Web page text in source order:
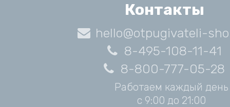
Контакты
hello@otpugivateli-
8-495-108-11-41
8-800-777-05-28
Работаем каждый день
с 9:00 до 21:00